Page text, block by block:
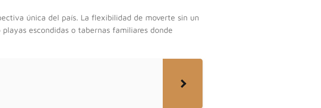
única del país. La flexibilidad de moverte sin un
escondidas o tabernas familiares donde